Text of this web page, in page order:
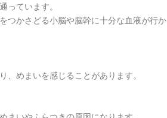
っています。
つかさどる小脳や脳幹に十分な血液が行か
めまいを感じることがあります。